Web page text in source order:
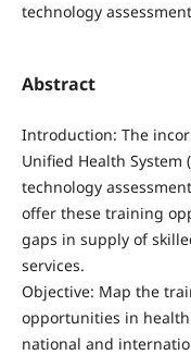
technology
Abstract
Introduction: The
Unified Health
technology
offer these training
gaps in supply of
services.
Objective: Map the
opportunities in
national and